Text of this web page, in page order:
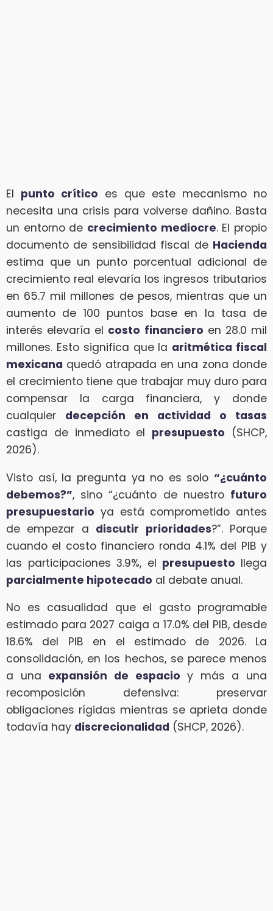
El punto crítico es que este mecanismo no
necesita una crisis para volverse dañino. Basta
un entorno de crecimiento mediocre. El propio
documento de sensibilidad fiscal de Hacienda
estima que un punto porcentual adicional de
crecimiento real elevaría los ingresos tributarios
en 65.7 mil millones de pesos, mientras que un
aumento de 100 puntos base en la tasa de
interés elevaría el costo financiero en 28.0 mil
millones. Esto significa que la aritmética fiscal
mexicana quedó atrapada en una zona donde
el crecimiento tiene que trabajar muy duro para
compensar la carga financiera, y donde
cualquier decepción en actividad o tasas
castiga de inmediato el presupuesto (SHCP,
2026).
Visto así, la pregunta ya no es solo “¿cuánto
debemos?”, sino “¿cuánto de nuestro futuro
presupuestario ya está comprometido antes
de empezar a discutir prioridades?”. Porque
cuando el costo financiero ronda 4.1% del PIB y
las participaciones 3.9%, el presupuesto llega
parcialmente hipotecado al debate anual.
No es casualidad que el gasto programable
estimado para 2027 caiga a 17.0% del PIB, desde
18.6% del PIB en el estimado de 2026. La
consolidación, en los hechos, se parece menos
a una expansión de espacio y más a una
recomposición defensiva: preservar
obligaciones rígidas mientras se aprieta donde
todavía hay discrecionalidad (SHCP, 2026).